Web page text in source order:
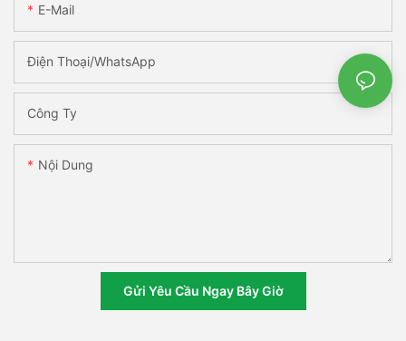
E-Mail
Điện Thoại/WhatsApp
Công Ty
Nội Dung
Gửi Yêu Cầu Ngay Bây Giờ